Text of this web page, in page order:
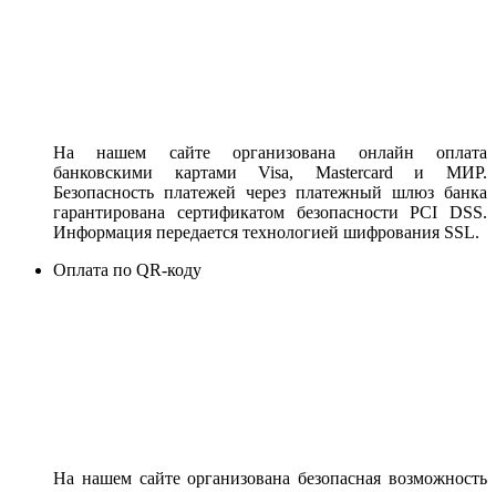
На нашем сайте организована онлайн оплата
банковскими картами Visa, Mastercard и МИР.
Безопасность платежей через платежный шлюз банка
гарантирована сертификатом безопасности PCI DSS.
Информация передается технологией шифрования SSL.
Оплата по QR-коду
На нашем сайте организована безопасная возможность